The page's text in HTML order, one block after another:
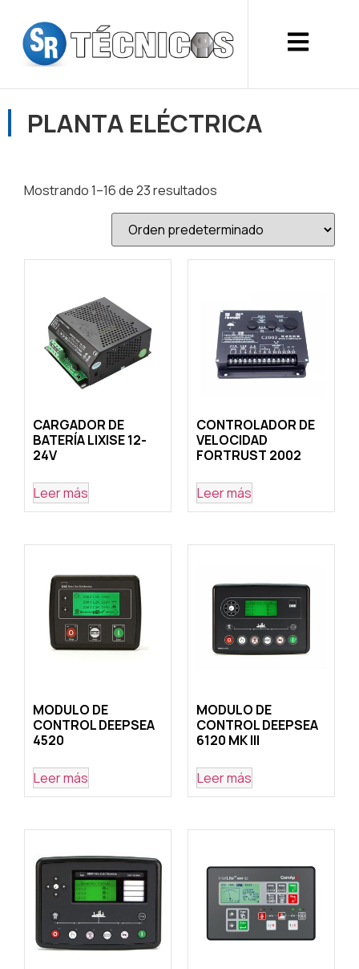
PLANTA ELÉCTRICA
Mostrando 1–16 de 23 resultados
CARGADOR DE
BATERÍA LIXISE 12-
24V
Leer más
CONTROLADOR DE
VELOCIDAD
FORTRUST 2002
Leer más
MODULO DE
CONTROL DEEPSEA
4520
Leer más
MODULO DE
CONTROL DEEPSEA
6120 MK III
Leer más